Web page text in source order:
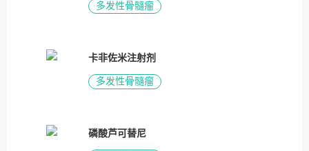
多发性骨髓瘤
卡非佐米注射剂
多发性骨髓瘤
磷酸芦可替尼